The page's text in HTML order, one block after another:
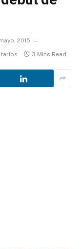
2015
3 Mins Read